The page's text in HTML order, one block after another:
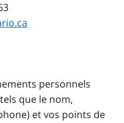
personnels
que le nom,
et vos points de